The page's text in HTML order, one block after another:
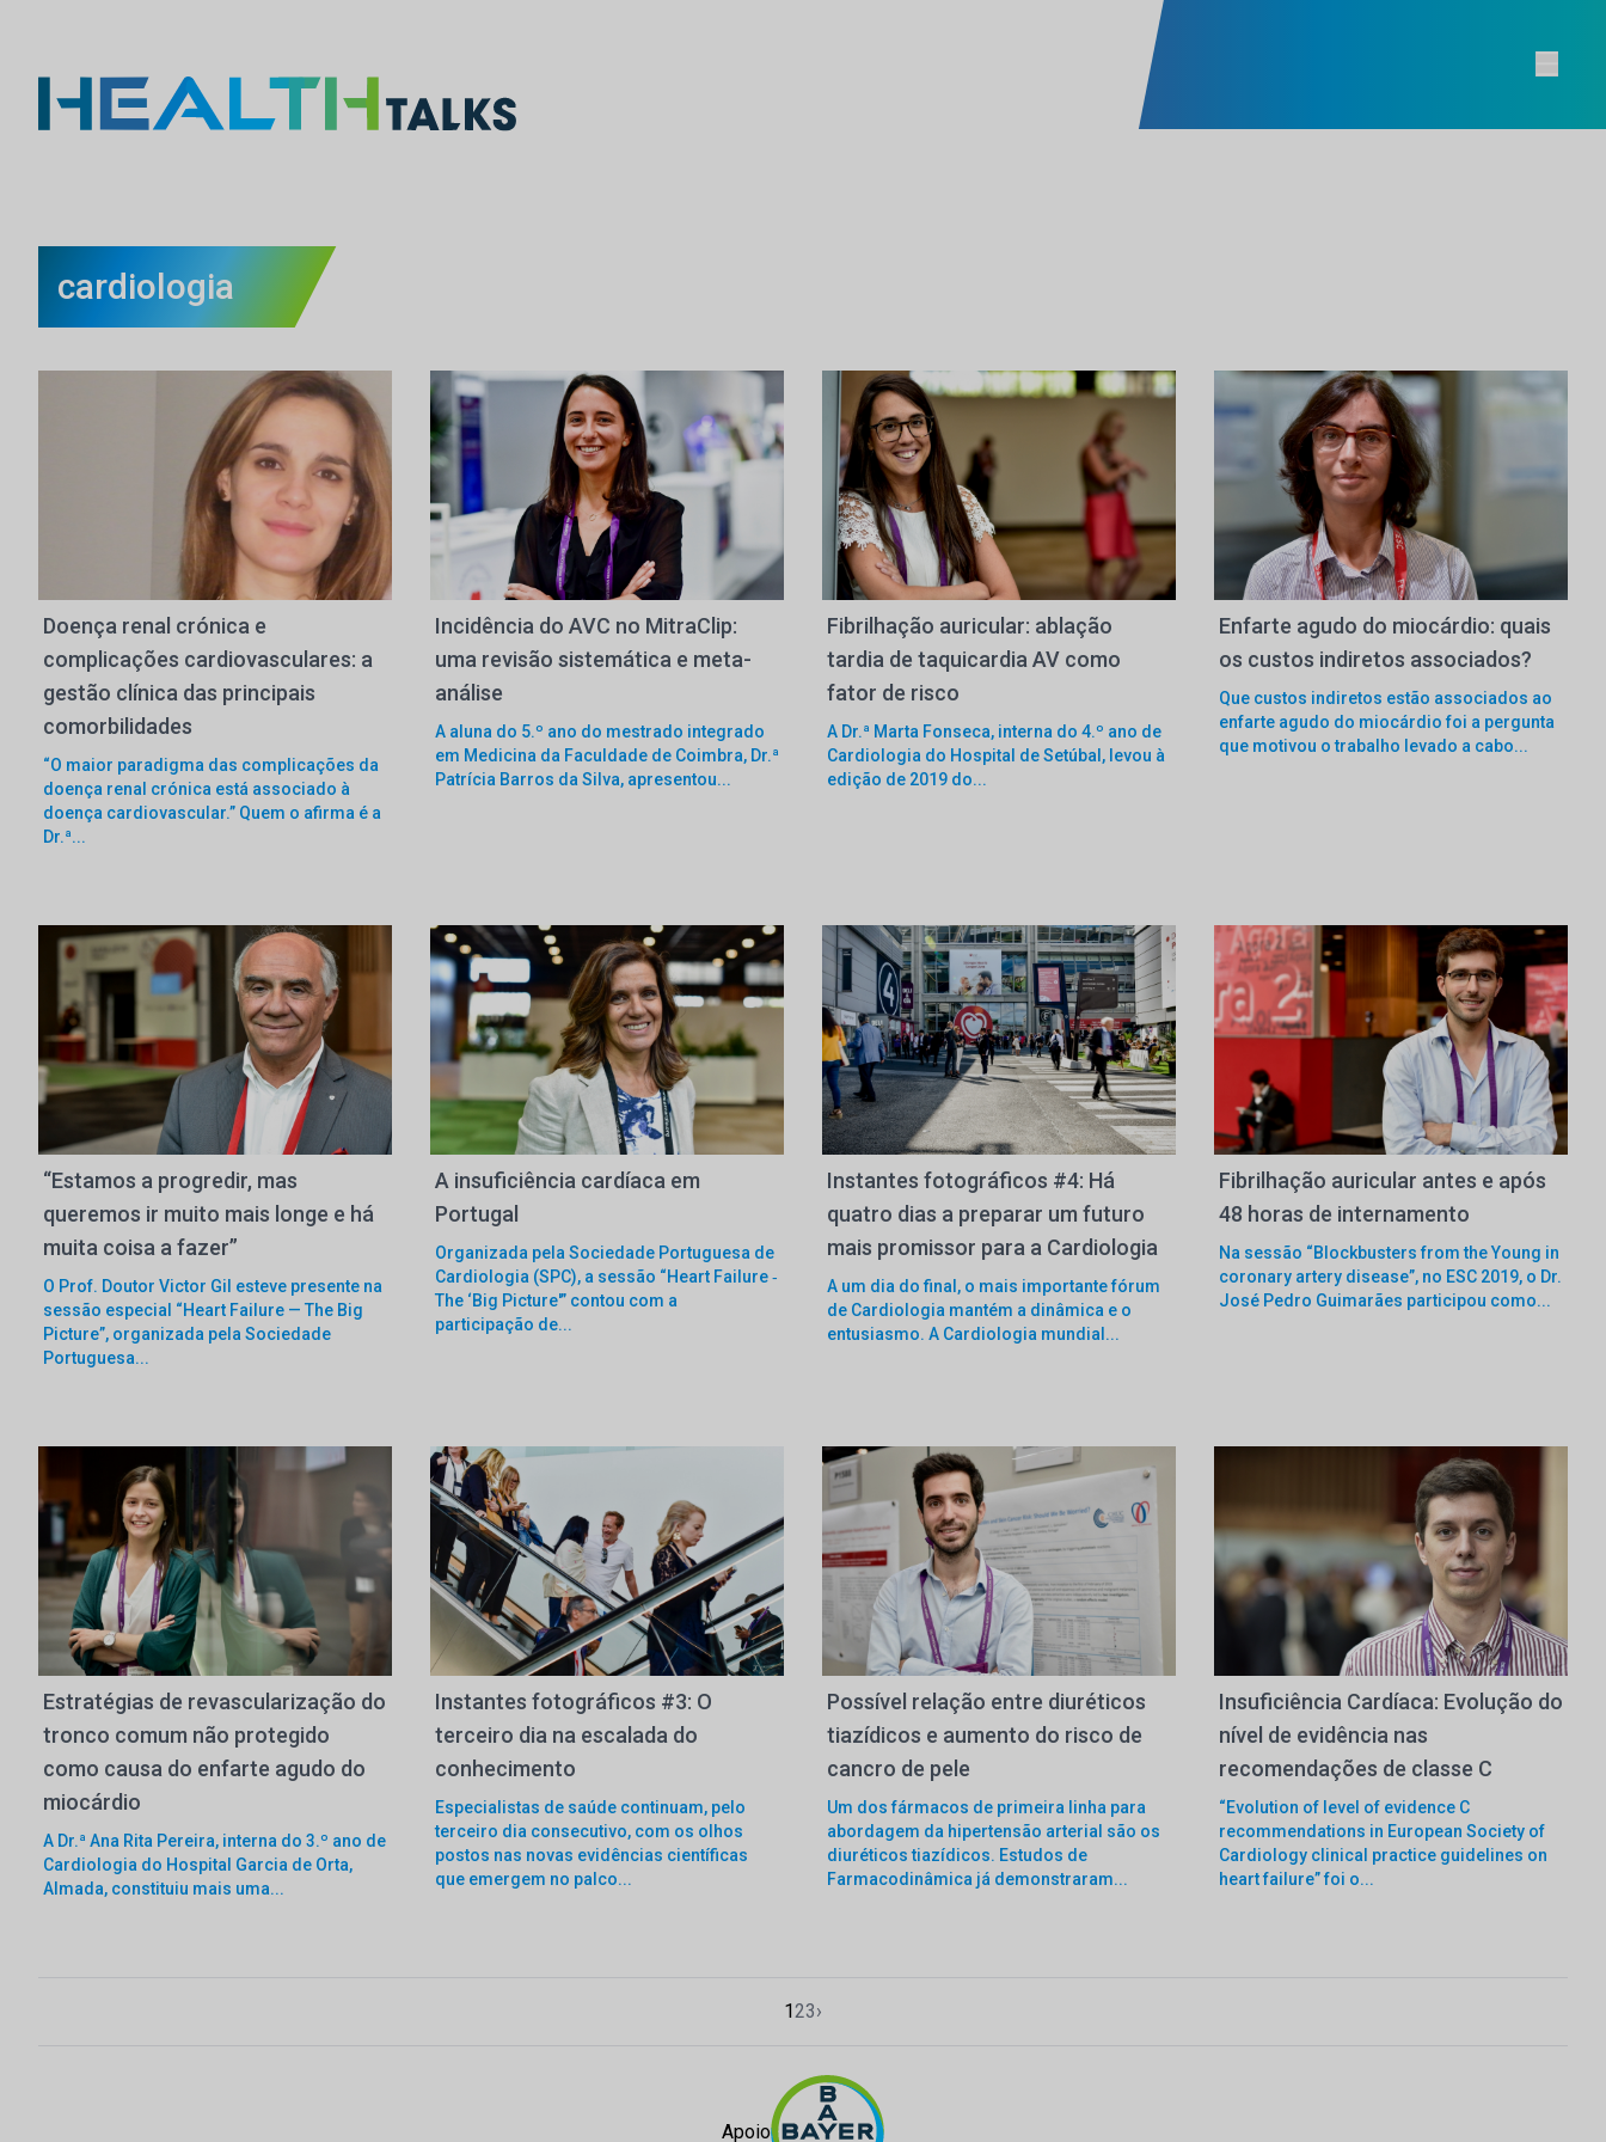
cardiologia
Doença renal crónica e
complicações cardiovasculares: a
gestão clínica das principais
comorbilidades
“O maior paradigma das complicações da
doença renal crónica está associado à
doença cardiovascular.” Quem o afirma é a
Dr.ª...
Incidência do AVC no MitraClip:
uma revisão sistemática e meta-
análise
A aluna do 5.º ano do mestrado integrado
em Medicina da Faculdade de Coimbra, Dr.ª
Patrícia Barros da Silva, apresentou...
Fibrilhação auricular: ablação
tardia de taquicardia AV como
fator de risco
A Dr.ª Marta Fonseca, interna do 4.º ano de
Cardiologia do Hospital de Setúbal, levou à
edição de 2019 do...
Enfarte agudo do miocárdio: quais
os custos indiretos associados?
Que custos indiretos estão associados ao
enfarte agudo do miocárdio foi a pergunta
que motivou o trabalho levado a cabo...
“Estamos a progredir, mas
queremos ir muito mais longe e há
muita coisa a fazer”
O Prof. Doutor Victor Gil esteve presente na
sessão especial “Heart Failure — The Big
Picture”, organizada pela Sociedade
Portuguesa...
A insuficiência cardíaca em
Portugal
Organizada pela Sociedade Portuguesa de
Cardiologia (SPC), a sessão “Heart Failure ‑
The ‘Big Picture'” contou com a
participação de...
Instantes fotográficos #4: Há
quatro dias a preparar um futuro
mais promissor para a Cardiologia
A um dia do final, o mais importante fórum
de Cardiologia mantém a dinâmica e o
entusiasmo. A Cardiologia mundial...
Fibrilhação auricular antes e após
48 horas de internamento
Na sessão “Blockbusters from the Young in
coronary artery disease”, no ESC 2019, o Dr.
José Pedro Guimarães participou como...
Estratégias de revascularização do
tronco comum não protegido
como causa do enfarte agudo do
miocárdio
A Dr.ª Ana Rita Pereira, interna do 3.º ano de
Cardiologia do Hospital Garcia de Orta,
Almada, constituiu mais uma...
Instantes fotográficos #3: O
terceiro dia na escalada do
conhecimento
Especialistas de saúde continuam, pelo
terceiro dia consecutivo, com os olhos
postos nas novas evidências científicas
que emergem no palco...
Possível relação entre diuréticos
tiazídicos e aumento do risco de
cancro de pele
Um dos fármacos de primeira linha para
abordagem da hipertensão arterial são os
diuréticos tiazídicos. Estudos de
Farmacodinâmica já demonstraram...
Insuficiência Cardíaca: Evolução do
nível de evidência nas
recomendações de classe C
“Evolution of level of evidence C
recommendations in European Society of
Cardiology clinical practice guidelines on
heart failure” foi o...
123›
Apoio